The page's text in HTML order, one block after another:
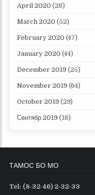
April 2020 (28)
March 2020 (52)
February 2020 (47)
January 2020 (44)
December 2019 (25)
November 2019 (64)
October 2019 (29)
Сентябр 2019 (18)
ТАМОС БО МО
Tel: (8-32-46) 2-32-33